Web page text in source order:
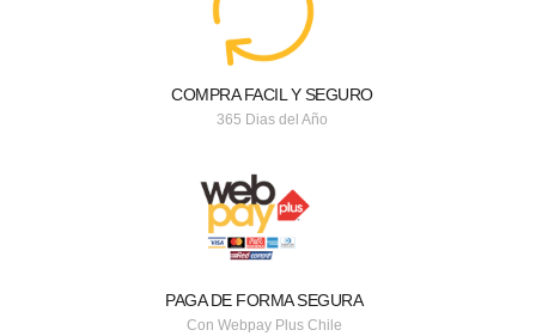
COMPRA FACIL Y SEGURO
365 Dias del Año
PAGA DE FORMA SEGURA
Con Webpay Plus Chile